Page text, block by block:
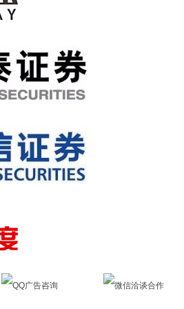
QQ广告咨询 微信洽谈合作